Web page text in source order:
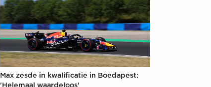
Max zesde in kwalificatie in Boedapest:
'Helemaal waardeloos'